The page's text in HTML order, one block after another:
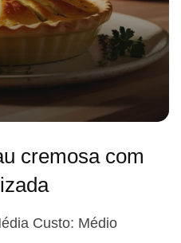
cremosa com
Custo: Médio